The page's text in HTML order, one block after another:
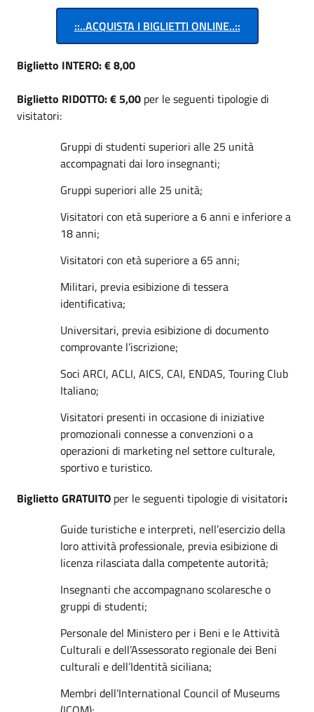
::..ACQUISTA I BIGLIETTI ONLINE..::
Biglietto INTERO: € 8,00
Biglietto RIDOTTO: € 5,00 per le seguenti tipologie di
visitatori:
Gruppi di studenti superiori alle 25 unità
accompagnati dai loro insegnanti;
Gruppi superiori alle 25 unità;
Visitatori con età superiore a 6 anni e inferiore a
18 anni;
Visitatori con età superiore a 65 anni;
Militari, previa esibizione di tessera
identificativa;
Universitari, previa esibizione di documento
comprovante l’iscrizione;
Soci ARCI, ACLI, AICS, CAI, ENDAS, Touring Club
Italiano;
Visitatori presenti in occasione di iniziative
promozionali connesse a convenzioni o a
operazioni di marketing nel settore culturale,
sportivo e turistico.
Biglietto GRATUITO per le seguenti tipologie di visitatori:
Guide turistiche e interpreti, nell’esercizio della
loro attività professionale, previa esibizione di
licenza rilasciata dalla competente autorità;
Insegnanti che accompagnano scolaresche o
gruppi di studenti;
Personale del Ministero per i Beni e le Attività
Culturali e dell’Assessorato regionale dei Beni
culturali e dell’Identità siciliana;
Membri dell’International Council of Museums